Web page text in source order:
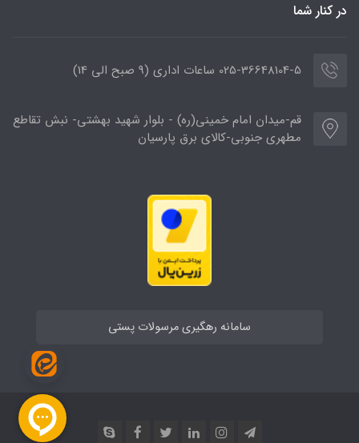
در کنار شما
025-36648104-5 ساعات اداری (9 صبح الی 14)
قم-میدان امام خمینی(ره) - بلوار شهید بهشتی- نبش تقاطع
مطهری جنوبی-کالای برق پارسیان
سامانه رهگیری مرسولات پستی